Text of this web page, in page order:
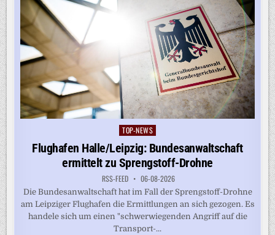
Posted
in
TOP-NEWS
Flughafen Halle/Leipzig: Bundesanwaltschaft
ermittelt zu Sprengstoff-Drohne
RSS-FEED 06-08-2026
Die Bundesanwaltschaft hat im Fall der Sprengstoff-Drohne
am Leipziger Flughafen die Ermittlungen an sich gezogen. Es
handele sich um einen "schwerwiegenden Angriff auf die
Transport-...